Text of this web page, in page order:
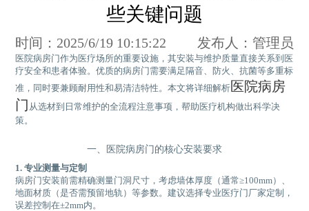
些关键问题
时间：2025/6/19 10:15:22 发布人：管理员
医院病房门作为医疗场所的重要设施，其安装与维护质量直接关系到医
疗安全和患者体验。优质的病房门需要满足隔音、防火、抗菌等多重标
准，同时要兼顾耐用性和易清洁特性。本文将详细解析 医院病房
门 从选材到日常维护的全流程注意事项，帮助医疗机构做出科学决
策。
一、医院病房门的核心安装要求
1. 专业测量与定制
病房门安装前需精确测量门洞尺寸，考虑墙体厚度（通常≥100mm）、
地面材质（是否需预留地轨）等参数。建议选择专业医疗门厂家定制，
误差控制在±2mm内。